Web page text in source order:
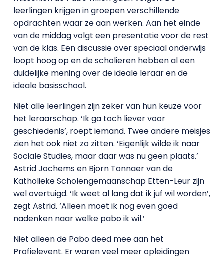
leerlingen krijgen in groepen verschillende
opdrachten waar ze aan werken. Aan het einde
van de middag volgt een presentatie voor de rest
van de klas. Een discussie over speciaal onderwijs
loopt hoog op en de scholieren hebben al een
duidelijke mening over de ideale leraar en de
ideale basisschool.
Niet alle leerlingen zijn zeker van hun keuze voor
het leraarschap. ‘Ik ga toch liever voor
geschiedenis’, roept iemand. Twee andere meisjes
zien het ook niet zo zitten. ‘Eigenlijk wilde ik naar
Sociale Studies, maar daar was nu geen plaats.’
Astrid Jochems en Bjorn Tonnaer van de
Katholieke Scholengemaanschap Etten-Leur zijn
wel overtuigd. ‘Ik weet al lang dat ik juf wil worden’,
zegt Astrid. ‘Alleen moet ik nog even goed
nadenken naar welke pabo ik wil.’
Niet alleen de Pabo deed mee aan het
Profielevent. Er waren veel meer opleidingen